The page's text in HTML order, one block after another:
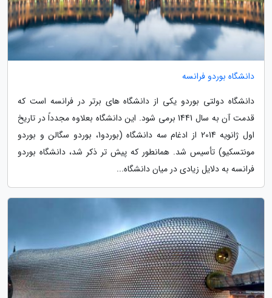
دانشگاه بوردو فرانسه
دانشگاه دولتی بوردو یکی از دانشگاه های برتر در فرانسه است که
قدمت آن به سال 1441 برمی شود. این دانشگاه بعلاوه مجدداً در تاریخ
اول ژانویه 2014 از ادغام سه دانشگاه (بوردو1، بوردو سگالن و بوردو
مونتسکیو) تأسیس شد. همانطور که پیش تر ذکر شد، دانشگاه بوردو
فرانسه به دلایل زیادی در میان دانشگاه...